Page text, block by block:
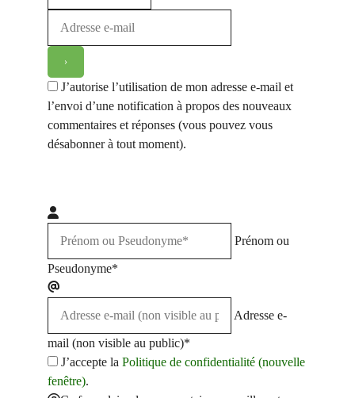
J’autorise l’utilisation de mon adresse e-mail et
l’envoi d’une notification à propos des nouveaux
commentaires et réponses (vous pouvez vous
désabonner à tout moment).
Prénom ou
Pseudonyme*
Adresse e-
mail (non visible au public)*
J’accepte la Politique de confidentialité (nouvelle
fenêtre).